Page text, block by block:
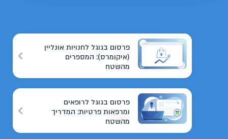
פרסום בגוגל לחנויות אונליין
(איקומרס): המספרים
מהשטח
פרסום בגוגל לרופאים
ומרפאות פרטיות: המדריך
מהשטח